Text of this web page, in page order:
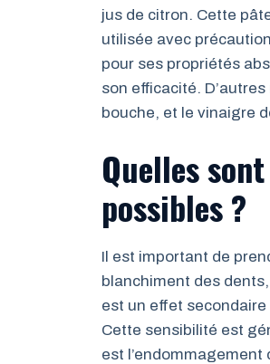
jus de citron. Cette
utilisée avec
pour ses propriétés
son efficacité.
bouche, et le vinaigre
Quelles
possibles ?
Il est important de
blanchiment des
est un effet
Cette sensibilité est
est l’endommagement